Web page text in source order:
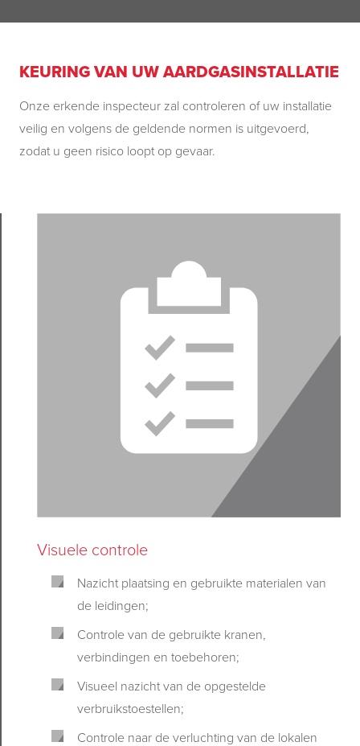
KEURING VAN UW AARDGASINSTALLATIE
Onze erkende inspecteur zal controleren of uw installatie
veilig en volgens de geldende normen is uitgevoerd,
zodat u geen risico loopt op gevaar.
Visuele controle
Nazicht plaatsing en gebruikte materialen van
de leidingen;
Controle van de gebruikte kranen,
verbindingen en toebehoren;
Visueel nazicht van de opgestelde
verbruikstoestellen;
Controle naar de verluchting van de lokalen